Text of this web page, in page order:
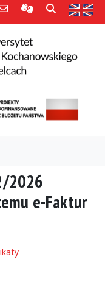
Poczta e-mailInformacje dla
Szukaj
2026
e-Faktur